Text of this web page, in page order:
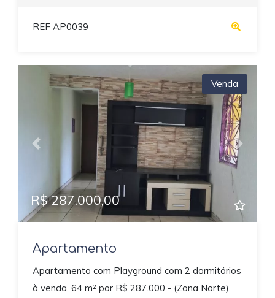
REF AP0039
Previous Next
Venda
R$ 287.000,00
Apartamento
Apartamento com Playground com 2 dormitórios
à venda, 64 m² por R$ 287.000 - (Zona Norte)